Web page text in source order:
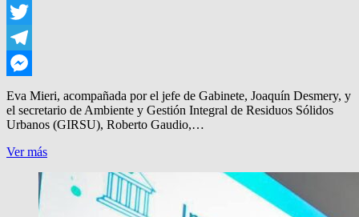
WhatsApp
Twitter
Telegram
Messenger
Eva Mieri, acompañada por el jefe de Gabinete, Joaquín Desmery, y
el secretario de Ambiente y Gestión Integral de Residuos Sólidos
Urbanos (GIRSU), Roberto Gaudio,…
Ver másTECNOLOGIA
PARA